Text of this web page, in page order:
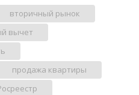
вторичный рынок
вычет
продажа квартиры